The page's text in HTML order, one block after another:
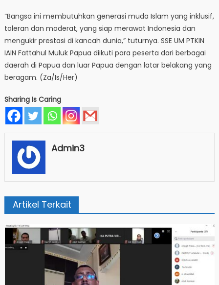
“Bangsa ini membutuhkan generasi muda Islam yang inklusif,
toleran dan moderat, yang siap merawat Indonesia dan
mengukir prestasi di kancah dunia,” tuturnya. SSE UM PTKIN
IAIN Fattahul Muluk Papua diikuti para peserta dari berbagai
daerah di Papua dan luar Papua dengan latar belakang yang
beragam. (Za/Is/Her)
Sharing Is Caring
Admin3
Artikel Terkait